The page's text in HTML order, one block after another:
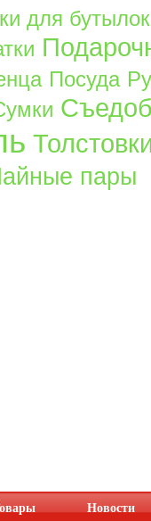
для бутылок
Посуда
пары
Новости